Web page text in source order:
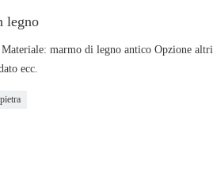
legno
marmo di legno antico Opzione
ecc.